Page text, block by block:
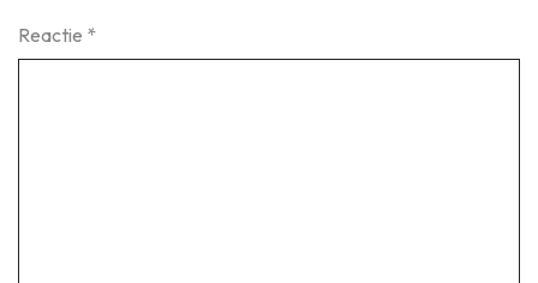
Reactie *